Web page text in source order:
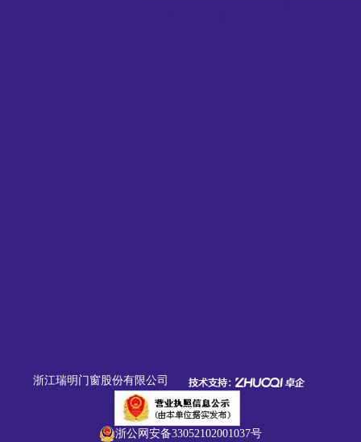
浙江瑞明门窗股份有限公司
浙公网安备33052102001037号